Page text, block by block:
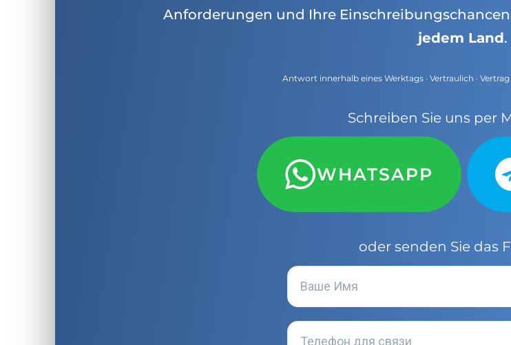
Anforderungen und Ihre
jedem Land.
Antwort innerhalb eines Werktags · Vertraulich ·
Schreiben Sie uns per
WHATSAPP
oder senden Sie das